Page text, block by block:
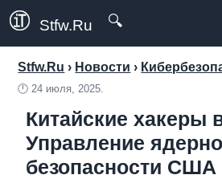
Stfw.Ru 🔍
Stfw.Ru › Новости ›
🕛24 июля, 2025.
Китайские хакеры
Управление
безопасности США